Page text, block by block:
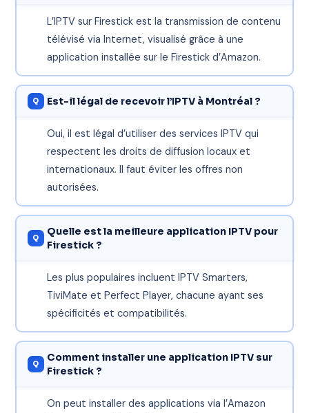
L’IPTV sur Firestick est la transmission de contenu
télévisé via Internet, visualisé grâce à une
application installée sur le Firestick d’Amazon.
Est-il légal de recevoir l’IPTV à Montréal ?
Oui, il est légal d’utiliser des services IPTV qui
respectent les droits de diffusion locaux et
internationaux. Il faut éviter les offres non
autorisées.
Quelle est la meilleure application IPTV pour
Firestick ?
Les plus populaires incluent IPTV Smarters,
TiviMate et Perfect Player, chacune ayant ses
spécificités et compatibilités.
Comment installer une application IPTV sur
Firestick ?
On peut installer des applications via l’Amazon